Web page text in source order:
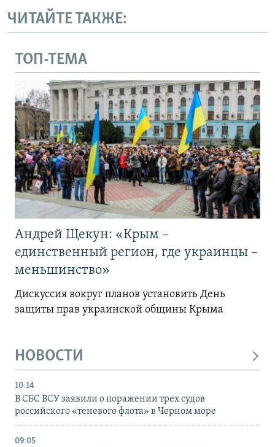
ЧИТАЙТЕ ТАКЖЕ:
ТОП-ТЕМА
Андрей Щекун: «Крым –
единственный регион, где украинцы –
меньшинство»
Дискуссия вокруг планов установить День
защиты прав украинской общины Крыма
НОВОСТИ
10:14
В СБС ВСУ заявили о поражении трех судов
российского «теневого флота» в Черном море
09:05